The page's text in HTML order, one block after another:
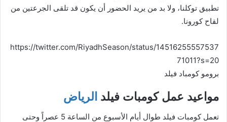
تطبيق توكلنا، ولا بد من يريد الحضور أن يكون قد تلقى الجرعتين من
لقاح كورونا.
https://twitter.com/RiyadhSeason/status/14516255557537
71011?s=20
برومو كومباد فيلد
مواعيد عمل كومبات فيلد الرياض
تعمل كومبات فيلد طوال أيام الأسبوع من الساعة 5 عصراً وحتى